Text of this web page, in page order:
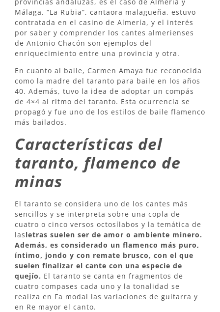
Málaga. “La Rubia”, cantaora malagueña, estuvo
contratada en el casino de Almería, y el interés
por saber y comprender los cantes almerienses
de Antonio Chacón son ejemplos del
enriquecimiento entre una provincia y otra.
En cuanto al baile, Carmen Amaya fue reconocida
como la madre del taranto para baile en los años
40. Además, tuvo la idea de adoptar un compás
de 4×4 al ritmo del taranto. Esta ocurrencia se
propagó y fue uno de los estilos de baile flamenco
más bailados.
Características del
taranto, flamenco de
minas
El taranto se considera uno de los cantes más
sencillos y se interpreta sobre una copla de
cuatro o cinco versos octosílabos y la temática de
lasletras suelen ser de amor o ambiente minero.
Además, es considerado un flamenco más puro,
íntimo, jondo y con remate brusco, con el que
suelen finalizar el cante con una especie de
quejío. El taranto se canta en fragmentos de
cuatro compases cada uno y la tonalidad se
realiza en Fa modal las variaciones de guitarra y
en Re mayor el canto.